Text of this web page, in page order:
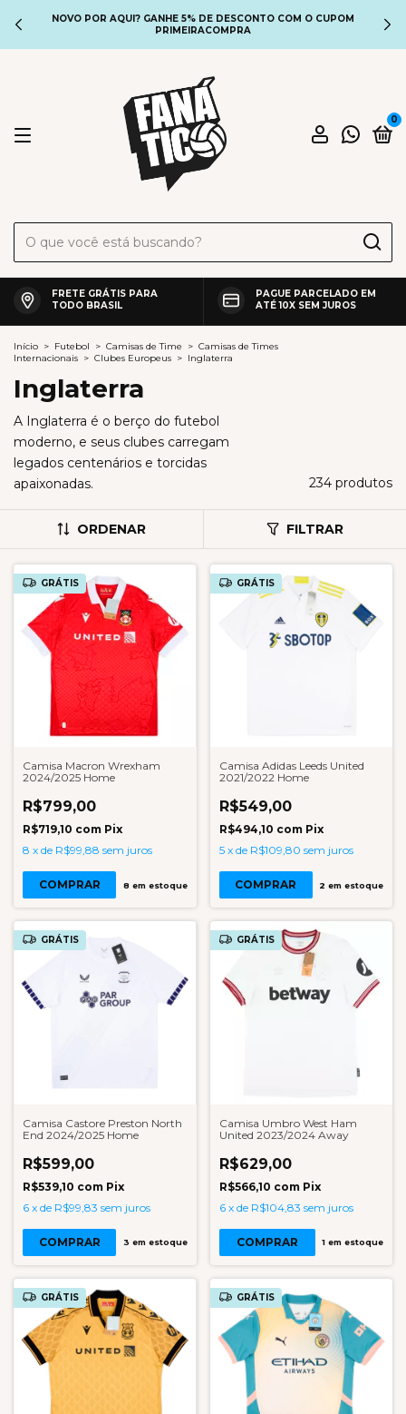
NOVO POR AQUI? GANHE 5% DE DESCONTO COM O CUPOM
PRIMEIRACOMPRA
0
FRETE GRÁTIS PARA
TODO BRASIL
PAGUE PARCELADO EM
ATÉ 10X SEM JUROS
Início > Futebol > Camisas de Time > Camisas de Times
Internacionais > Clubes Europeus > Inglaterra
Inglaterra
A Inglaterra é o berço do futebol
moderno, e seus clubes carregam
legados centenários e torcidas
apaixonadas.
234 produtos
ORDENAR FILTRAR
GRÁTIS
Camisa Macron Wrexham
2024/2025 Home
R$799,00
R$719,10 com Pix
8 x de R$99,88 sem juros
COMPRAR 8 em estoque
GRÁTIS
Camisa Adidas Leeds United
2021/2022 Home
R$549,00
R$494,10 com Pix
5 x de R$109,80 sem juros
COMPRAR 2 em estoque
GRÁTIS
Camisa Castore Preston North
End 2024/2025 Home
R$599,00
R$539,10 com Pix
6 x de R$99,83 sem juros
COMPRAR 3 em estoque
GRÁTIS
Camisa Umbro West Ham
United 2023/2024 Away
R$629,00
R$566,10 com Pix
6 x de R$104,83 sem juros
COMPRAR 1 em estoque
GRÁTIS GRÁTIS